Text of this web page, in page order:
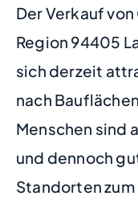
Der Verkauf
Region 94405
sich derzeit
nach
Menschen sind
und dennoch
Standorten zum